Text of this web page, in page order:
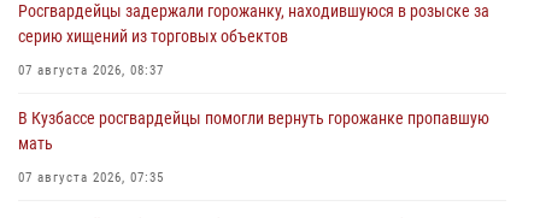
Росгвардейцы задержали горожанку, находившуюся в розыске за
серию хищений из торговых объектов
07 августа 2026, 08:37
В Кузбассе росгвардейцы помогли вернуть горожанке пропавшую
мать
07 августа 2026, 07:35